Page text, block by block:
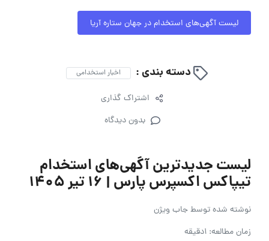
لیست آگهی‌های استخدام در جهان ستاره آریا
دسته بندی : اخبار استخدامی
اشتراک گذاری
بدون دیدگاه
لیست جدیدترین آگهی‌های استخدام
تیپاکس اکسپرس پارس | ۱۶ تیر ۱۴۰۵
نوشته شده توسطجاب ویژن
زمان مطالعه: 1دقیقه